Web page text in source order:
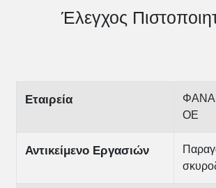
Έλεγχος
Εταιρεία
ΟΕ
Αντικείμενο Εργασιών